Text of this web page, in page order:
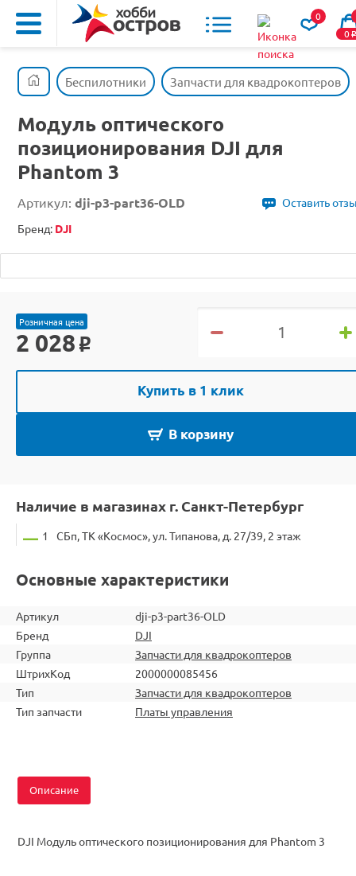
0
0o
Беспилотники Запчасти для квадрокоптеров
Модуль оптического
позиционирования DJI для
Phantom 3
Артикул: dji-p3-part36-OLD
Оставить
Бренд: DJI
Розничная цена
2 028 o
Купить в 1 клик
В корзину
Наличие в магазинах г. Санкт-Петербург
1 СБп, ТК «Космос», ул. Типанова, д. 27/39, 2 этаж
Основные характеристики
Артикул
dji-p3-part36-OLD
Бренд
DJI
Группа
Запчасти для квадрокоптеров
ШтрихКод
2000000085456
Тип
Запчасти для квадрокоптеров
Тип запчасти
Платы управления
Описание
DJI Модуль оптического позиционирования для Phantom 3